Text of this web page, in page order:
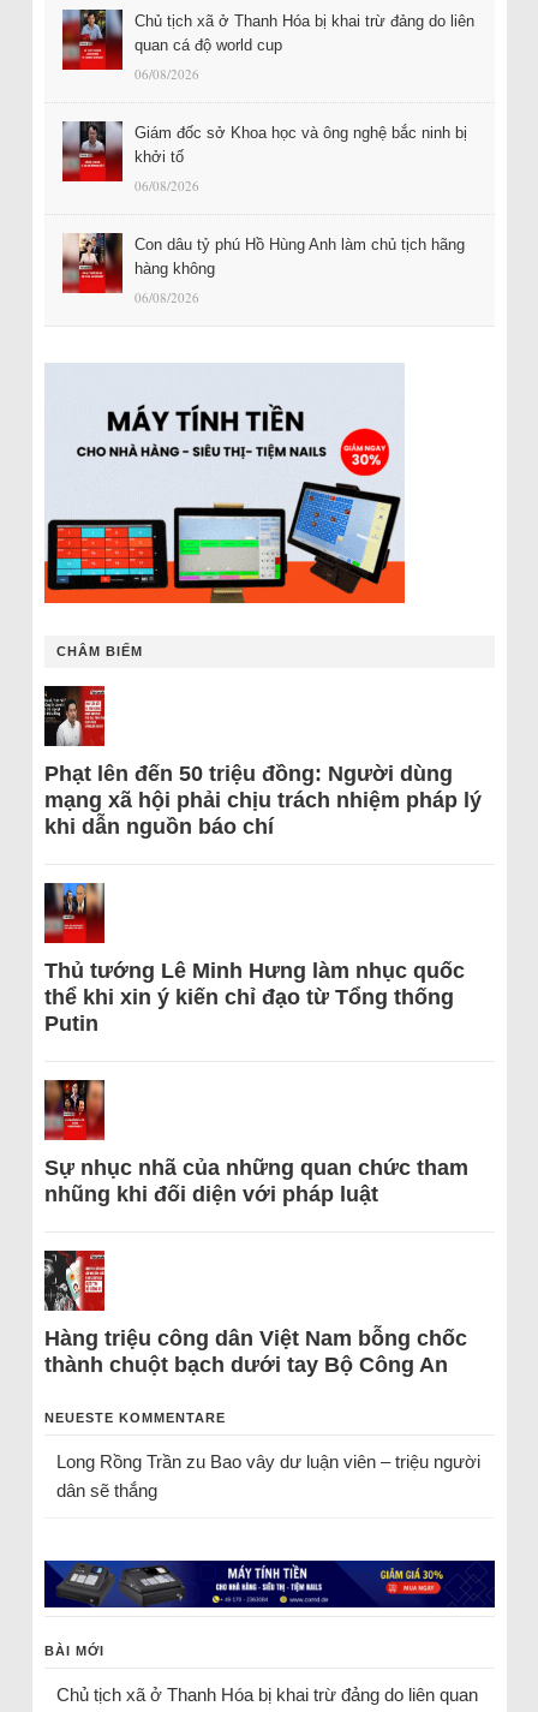
Chủ tịch xã ở Thanh Hóa bị khai trừ đảng do liên
quan cá độ world cup
06/08/2026
Giám đốc sở Khoa học và ông nghệ bắc ninh bị
khởi tố
06/08/2026
Con dâu tỷ phú Hồ Hùng Anh làm chủ tịch hãng
hàng không
06/08/2026
CHÂM BIẾM
Phạt lên đến 50 triệu đồng: Người dùng
mạng xã hội phải chịu trách nhiệm pháp lý
khi dẫn nguồn báo chí
Thủ tướng Lê Minh Hưng làm nhục quốc
thể khi xin ý kiến chỉ đạo từ Tổng thống
Putin
Sự nhục nhã của những quan chức tham
nhũng khi đối diện với pháp luật
Hàng triệu công dân Việt Nam bỗng chốc
thành chuột bạch dưới tay Bộ Công An
NEUESTE KOMMENTARE
Long Rồng Trầnzu Bao vây dư luận viên – triệu người
dân sẽ thắng
BÀI MỚI
Chủ tịch xã ở Thanh Hóa bị khai trừ đảng do liên quan